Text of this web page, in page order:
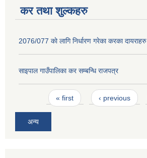
कर तथा शुल्कहरु
2076/077 काे लागि निर्धारण गरेका करका दायराहरु
साइपाल गाउँपालिका कर स‌म्बन्धि राजपत्र
Pages« first ‹ previous
अन्य